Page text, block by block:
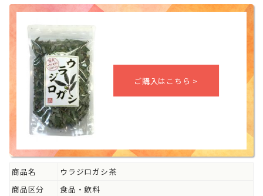
商品名
ウラジロガシ茶
商品区分
食品・飲料